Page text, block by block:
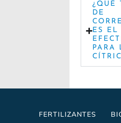
¿QUÉ
DE
ES EL
PARA
FERTILIZANTES